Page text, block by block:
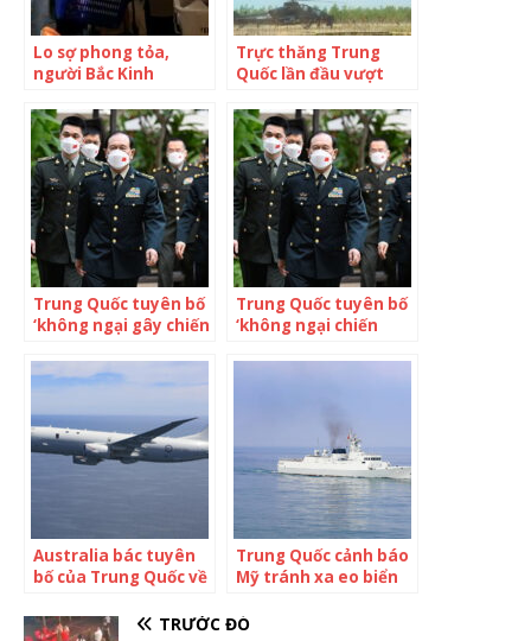
Lo sợ phong tỏa,
người Bắc Kinh
Trực thăng Trung
Quốc lần đầu vượt
Loan
Trung Quốc tuyên bố
‘không ngại gây chiến
Trung Quốc tuyên bố
‘không ngại chiến
Australia bác tuyên
bố của Trung Quốc về
bay ở Biển Đông
Trung Quốc cảnh báo
Mỹ tránh xa eo biển
TRƯỚC ĐÓ